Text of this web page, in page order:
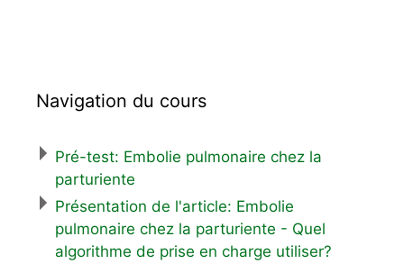
Navigation du cours
Pré-test: Embolie pulmonaire chez la
parturiente
Présentation de l'article: Embolie
pulmonaire chez la parturiente - Quel
algorithme de prise en charge utiliser?